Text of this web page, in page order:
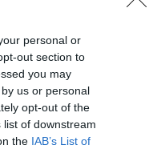
personal or
out section to
you may
us or personal
opt-out of the
of downstream
the IAB’s List of